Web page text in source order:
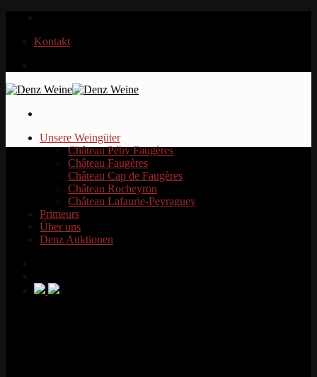
springenKontakt
Unsere Weingüter
Château Péby Faugères
Château Faugères
Château Cap de Faugères
Château Rocheyron
Château Lafaurie-Peyraguey
Primeurs
Über uns
Denz Auktionen